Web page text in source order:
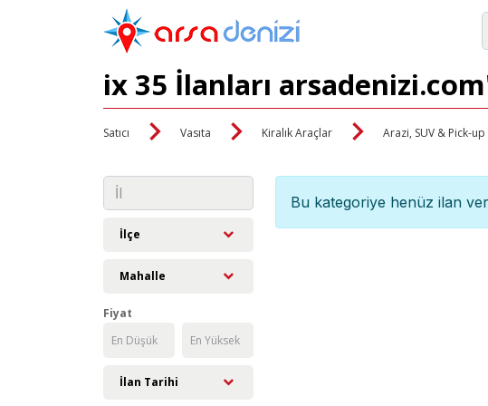
ix 35 İlanları
Satıcı Vasıta Kiralık Araçlar Arazi, SUV & Pick-up
İlçe
Mahalle
Fiyat
İlan Tarihi
Bu kategoriye henüz ilan